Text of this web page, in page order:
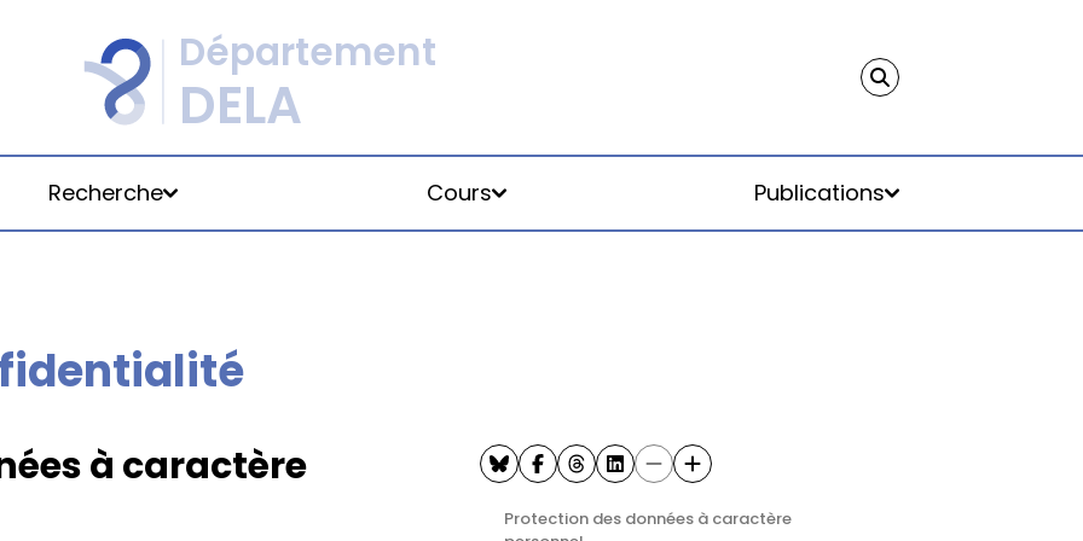
Recherche Cours Publications
- 2026
à caractère
Protection des données à caractère